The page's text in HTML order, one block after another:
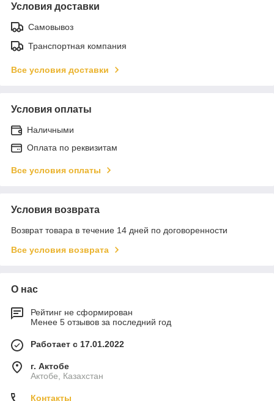
Условия доставки
Самовывоз
Транспортная компания
Все условия доставки
Условия оплаты
Наличными
Оплата по реквизитам
Все условия оплаты
Условия возврата
Возврат товара в течение 14 дней по договоренности
Все условия возврата
О нас
Рейтинг не сформирован
Менее 5 отзывов за последний год
Работает с 17.01.2022
г. Актобе
Актобе, Казахстан
Контакты